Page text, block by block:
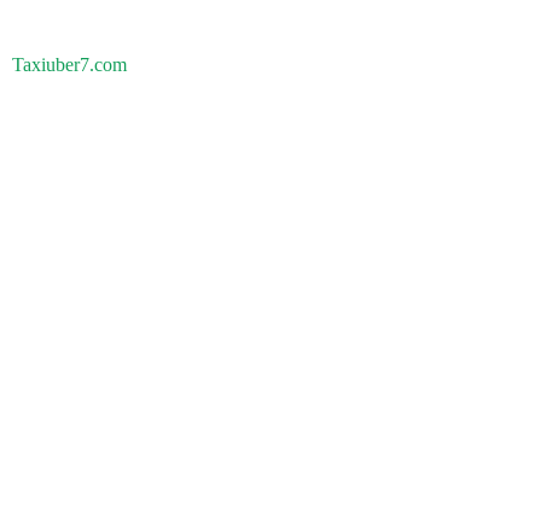
Taxiuber7.com